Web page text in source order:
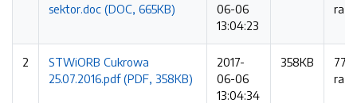
sektor.doc (DOC, 665KB)
06-06
13:04:23
razy
2
STWiORB Cukrowa
25.07.2016.pdf (PDF, 358KB)
2017-
06-06
13:04:34
358KB
778
razy